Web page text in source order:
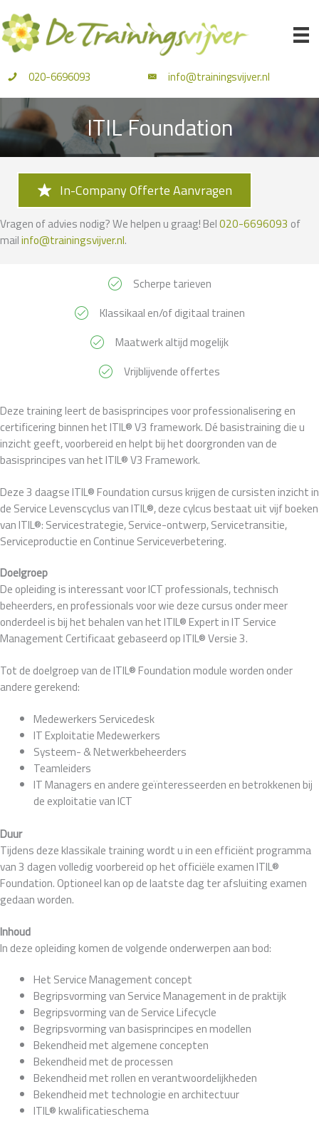
naar
de
inhoud
020-6696093 info@trainingsvijver.nl
ITIL Foundation
In-Company Offerte Aanvragen
Vragen of advies nodig? We helpen u graag! Bel020-6696093 of
mailinfo@trainingsvijver.nl.
Scherpe tarieven
Klassikaal en/of digitaal trainen
Maatwerk altijd mogelijk
Vrijblijvende offertes
Deze training leert de basisprincipes voor professionalisering en
certificering binnen het ITIL® V3 framework. Dé basistraining die u
inzicht geeft, voorbereid en helpt bij het doorgronden van de
basisprincipes van het ITIL® V3 Framework.
Deze 3 daagse ITIL® Foundation cursus krijgen de cursisten inzicht in
de Service Levenscyclus van ITIL®, deze cylcus bestaat uit vijf boeken
van ITIL®: Servicestrategie, Service-ontwerp, Servicetransitie,
Serviceproductie en Continue Serviceverbetering.
Doelgroep
De opleiding is interessant voor ICT professionals, technisch
beheerders, en professionals voor wie deze cursus onder meer
onderdeel is bij het behalen van het ITIL® Expert in IT Service
Management Certificaat gebaseerd op ITIL® Versie 3.
Tot de doelgroep van de ITIL® Foundation module worden onder
andere gerekend:
Medewerkers Servicedesk
IT Exploitatie Medewerkers
Systeem- & Netwerkbeheerders
Teamleiders
IT Managers en andere geïnteresseerden en betrokkenen bij
de exploitatie van ICT
Duur
Tijdens deze klassikale training wordt u in een efficiënt programma
van 3 dagen volledig voorbereid op het officiële examen ITIL®
Foundation. Optioneel kan op de laatste dag ter afsluiting examen
gedaan worden.
Inhoud
In deze opleiding komen de volgende onderwerpen aan bod:
Het Service Management concept
Begripsvorming van Service Management in de praktijk
Begripsvorming van de Service Lifecycle
Begripsvorming van basisprincipes en modellen
Bekendheid met algemene concepten
Bekendheid met de processen
Bekendheid met rollen en verantwoordelijkheden
Bekendheid met technologie en architectuur
ITIL® kwalificatieschema